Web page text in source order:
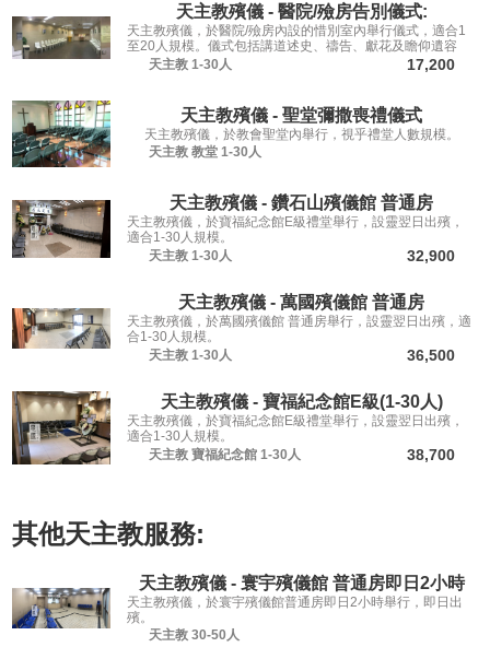
天主教殯儀 - 醫院/殮房告別儀式:
天主教殯儀，於醫院/殮房內設的惜別室內舉行儀式，適合1
至20人規模。儀式包括講道述史、禱告、獻花及瞻仰遺容
等，讓親友從容道別。
天主教 1-30人 17,200
天主教殯儀 - 聖堂彌撒喪禮儀式
天主教殯儀，於教會聖堂內舉行，視乎禮堂人數規模。
天主教 教堂 1-30人
天主教殯儀 - 鑽石山殯儀館 普通房
天主教殯儀，於寶福紀念館E級禮堂舉行，設靈翌日出殯，
適合1-30人規模。
天主教 1-30人 32,900
天主教殯儀 - 萬國殯儀館 普通房
天主教殯儀，於萬國殯儀館 普通房舉行，設靈翌日出殯，適
合1-30人規模。
天主教 1-30人 36,500
天主教殯儀 - 寶福紀念館E級(1-30人)
天主教殯儀，於寶福紀念館E級禮堂舉行，設靈翌日出殯，
適合1-30人規模。
天主教 寶福紀念館 1-30人 38,700
其他天主教服務:
天主教殯儀 - 寰宇殯儀館 普通房即日2小時
天主教殯儀，於寰宇殯儀館普通房即日2小時舉行，即日出
殯。
天主教 30-50人